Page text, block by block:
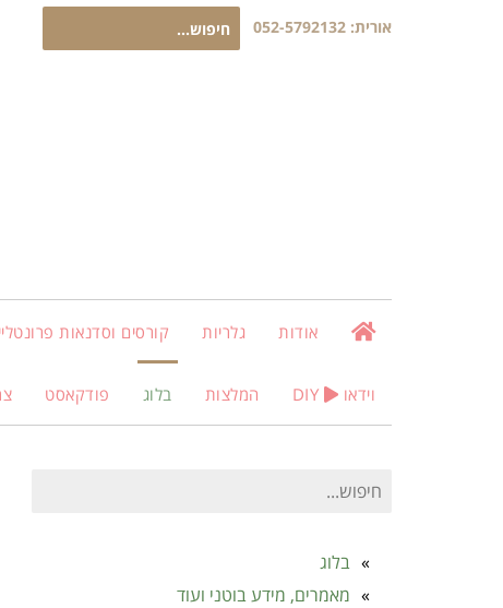
אורית: 052-5792132
עבור:
אודות גלריות קורסים וסדנאות
וידאו המלצות בלוג פודקאסט
חיפוש
בלוג
מאמרים, מידע בוטני ועוד